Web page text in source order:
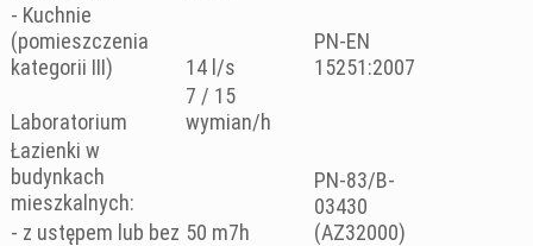
PN-EN
15251:2007
- Kuchnie
(pomieszczenia
kategorii III)
14 l/s
Laboratorium
7 / 15
wymian/h
Łazienki w
budynkach
mieszkalnych:
PN-83/B-
03430
(AZ32000)
- z ustępem lub bez 50 m7h